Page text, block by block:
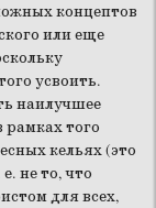
концептов
или еще
усвоить.
наилучшее
рамках того
кельях (это
не то, что
для всех,